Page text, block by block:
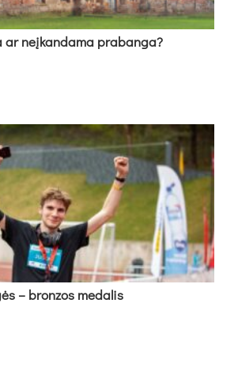
ar neį­kan­da­ma pra­ban­ga?
– bron­zos me­da­lis